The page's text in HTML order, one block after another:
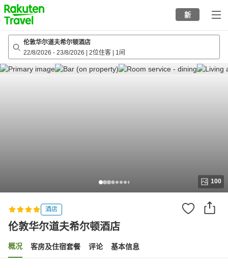
to
top
page
新
伦敦华尔道夫希尔顿酒店
22/8/2026 - 23/8/2026 2位住客 1间
100
酒店
伦敦华尔道夫希尔顿酒店
概况 客房及住宿套餐 评论 基本信息